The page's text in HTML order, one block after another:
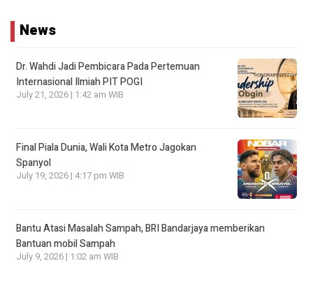
News
Dr. Wahdi Jadi Pembicara Pada Pertemuan
Internasional Ilmiah PIT POGI
July 21, 2026 | 1:42 am WIB
Final Piala Dunia, Wali Kota Metro Jagokan
Spanyol
July 19, 2026 | 4:17 pm WIB
Bantu Atasi Masalah Sampah, BRI Bandarjaya memberikan
Bantuan mobil Sampah
July 9, 2026 | 1:02 am WIB